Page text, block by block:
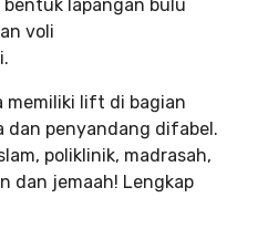
lapangan bulu
voli
memiliki lift di bagian
dan penyandang difabel.
poliklinik, madrasah,
dan jemaah! Lengkap